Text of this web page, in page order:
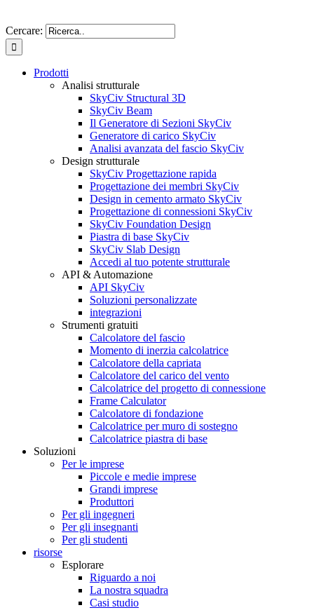
Cercare:
Prodotti
Analisi strutturale
SkyCiv Structural 3D
SkyCiv Beam
Il Generatore di Sezioni SkyCiv
Generatore di carico SkyCiv
Analisi avanzata del fascio SkyCiv
Design strutturale
SkyCiv Progettazione rapida
Progettazione dei membri SkyCiv
Design in cemento armato SkyCiv
Progettazione di connessioni SkyCiv
SkyCiv Foundation Design
Piastra di base SkyCiv
SkyCiv Slab Design
Accedi al tuo potente strutturale
API & Automazione
API SkyCiv
Soluzioni personalizzate
integrazioni
Strumenti gratuiti
Calcolatore del fascio
Momento di inerzia calcolatrice
Calcolatore della capriata
Calcolatore del carico del vento
Calcolatrice del progetto di connessione
Frame Calculator
Calcolatore di fondazione
Calcolatrice per muro di sostegno
Calcolatrice piastra di base
Soluzioni
Per le imprese
Piccole e medie imprese
Grandi imprese
Produttori
Per gli ingegneri
Per gli insegnanti
Per gli studenti
risorse
Esplorare
Riguardo a noi
La nostra squadra
Casi studio